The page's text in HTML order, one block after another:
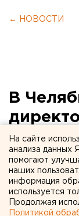
← НОВОСТИ
В
договор с
городской
На сайте
анализа данных
помогают
наших
информация
используется
Продолжая
Политикой